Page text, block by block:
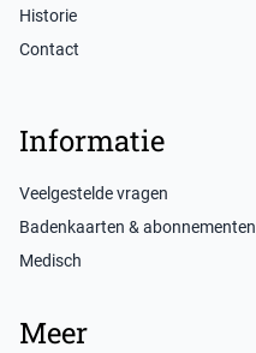
Historie
Contact
Informatie
Veelgestelde vragen
Badenkaarten & abonnementen
Medisch
Meer